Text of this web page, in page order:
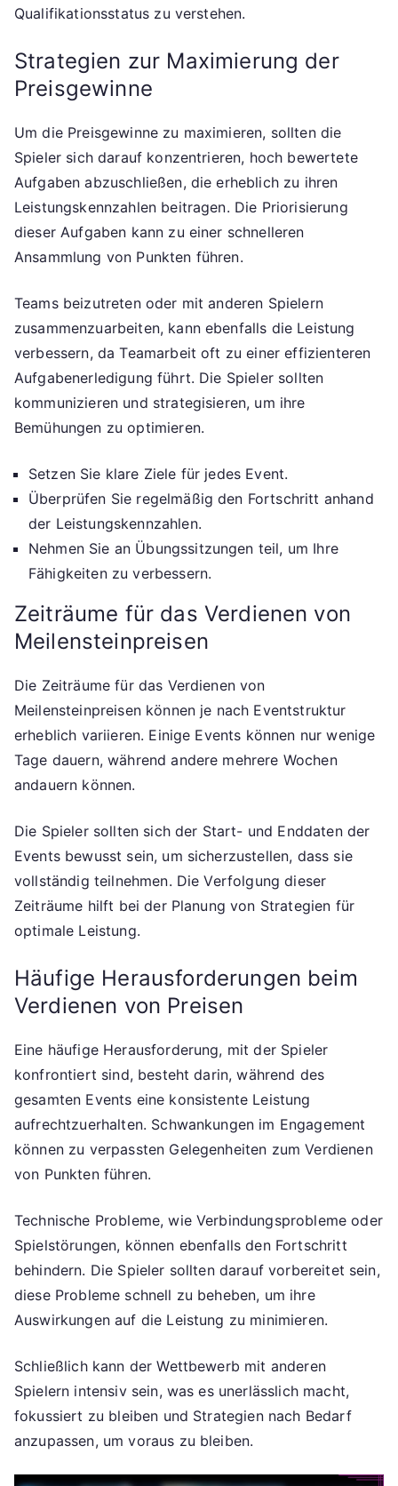
Qualifikationsstatus zu verstehen.
Strategien zur Maximierung der
Preisgewinne
Um die Preisgewinne zu maximieren, sollten die
Spieler sich darauf konzentrieren, hoch bewertete
Aufgaben abzuschließen, die erheblich zu ihren
Leistungskennzahlen beitragen. Die Priorisierung
dieser Aufgaben kann zu einer schnelleren
Ansammlung von Punkten führen.
Teams beizutreten oder mit anderen Spielern
zusammenzuarbeiten, kann ebenfalls die Leistung
verbessern, da Teamarbeit oft zu einer effizienteren
Aufgabenerledigung führt. Die Spieler sollten
kommunizieren und strategisieren, um ihre
Bemühungen zu optimieren.
Setzen Sie klare Ziele für jedes Event.
Überprüfen Sie regelmäßig den Fortschritt anhand
der Leistungskennzahlen.
Nehmen Sie an Übungssitzungen teil, um Ihre
Fähigkeiten zu verbessern.
Zeiträume für das Verdienen von
Meilensteinpreisen
Die Zeiträume für das Verdienen von
Meilensteinpreisen können je nach Eventstruktur
erheblich variieren. Einige Events können nur wenige
Tage dauern, während andere mehrere Wochen
andauern können.
Die Spieler sollten sich der Start- und Enddaten der
Events bewusst sein, um sicherzustellen, dass sie
vollständig teilnehmen. Die Verfolgung dieser
Zeiträume hilft bei der Planung von Strategien für
optimale Leistung.
Häufige Herausforderungen beim
Verdienen von Preisen
Eine häufige Herausforderung, mit der Spieler
konfrontiert sind, besteht darin, während des
gesamten Events eine konsistente Leistung
aufrechtzuerhalten. Schwankungen im Engagement
können zu verpassten Gelegenheiten zum Verdienen
von Punkten führen.
Technische Probleme, wie Verbindungsprobleme oder
Spielstörungen, können ebenfalls den Fortschritt
behindern. Die Spieler sollten darauf vorbereitet sein,
diese Probleme schnell zu beheben, um ihre
Auswirkungen auf die Leistung zu minimieren.
Schließlich kann der Wettbewerb mit anderen
Spielern intensiv sein, was es unerlässlich macht,
fokussiert zu bleiben und Strategien nach Bedarf
anzupassen, um voraus zu bleiben.